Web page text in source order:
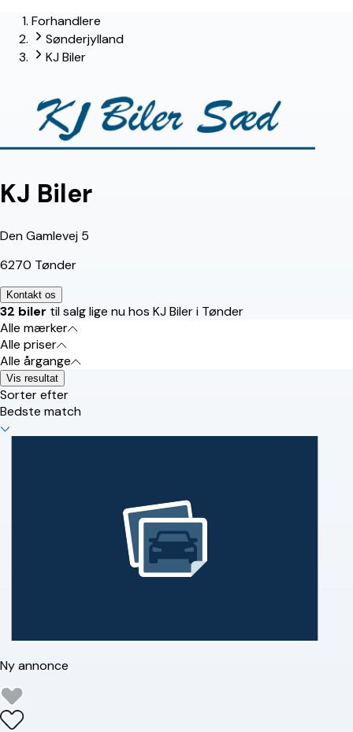
lead-forhandler
Forhandlere
Sønderjylland
KJ Biler
KJ Biler
Den Gamlevej 5
6270 Tønder
Kontakt os
32 biler til salg lige nu hos KJ Biler i Tønder
Alle mærker
Alle priser
Alle årgange
Vis resultat
Sorter efter
Bedste match
Ny annonce